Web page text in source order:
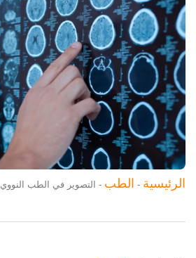
الرئيسية - الطب - التصوير في الطب النووي